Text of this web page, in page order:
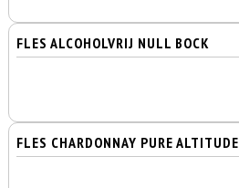
FLES ALCOHOLVRIJ NULL BOCK
FLES CHARDONNAY PURE ALTITUDE